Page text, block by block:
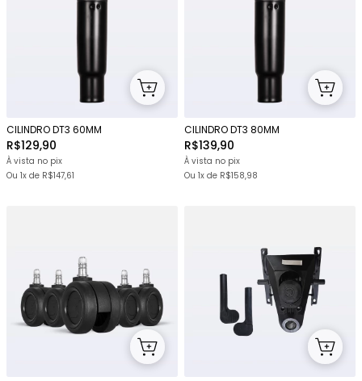
CILINDRO DT3 60MM
R$129,90
À vista no pix
Ou 1x de R$147,61
CILINDRO DT3 80MM
R$139,90
À vista no pix
Ou 1x de R$158,98